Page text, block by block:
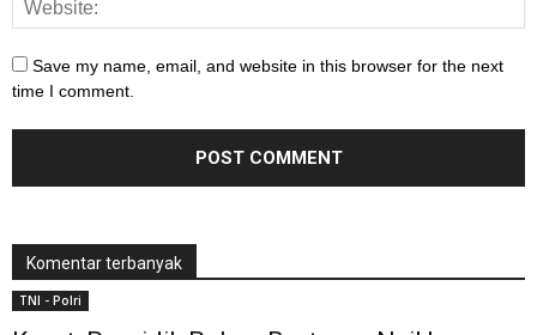
Save my name, email, and website in this browser for the next
time I comment.
Komentar terbanyak
TNI - Polri